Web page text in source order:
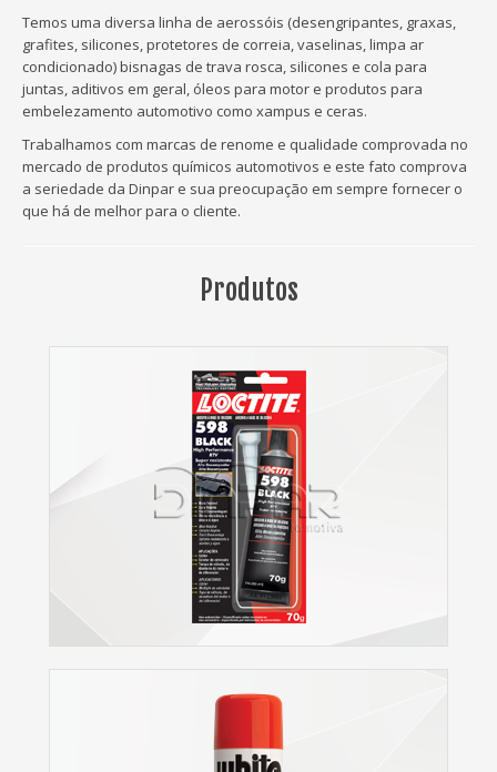
Temos uma diversa linha de aerossóis (desengripantes, graxas,
grafites, silicones, protetores de correia, vaselinas, limpa ar
condicionado) bisnagas de trava rosca, silicones e cola para
juntas, aditivos em geral, óleos para motor e produtos para
embelezamento automotivo como xampus e ceras.
Trabalhamos com marcas de renome e qualidade comprovada no
mercado de produtos químicos automotivos e este fato comprova
a seriedade da Dinpar e sua preocupação em sempre fornecer o
que há de melhor para o cliente.
Produtos